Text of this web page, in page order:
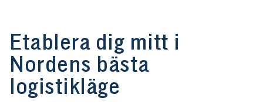
Etablera dig mitt i
Nordens bästa
logistikläge